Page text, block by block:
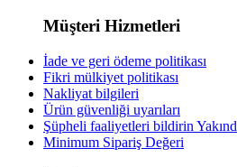
Müşteri Hizmetleri
İade ve geri ödeme politikası
Fikri mülkiyet politikası
Nakliyat bilgileri
Ürün güvenliği uyarıları
Şüpheli faaliyetleri bildirin
Minimum Sipariş Değeri